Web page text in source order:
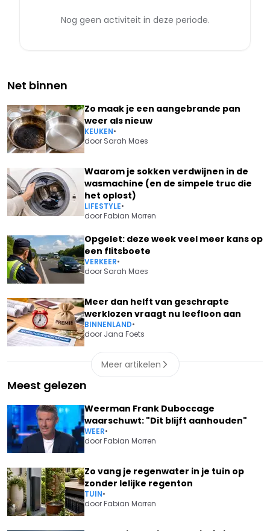
Nog geen activiteit in deze periode.
Net binnen
Zo maak je een aangebrande pan
weer als nieuw
KEUKEN•
door Sarah Maes
Waarom je sokken verdwijnen in de
wasmachine (en de simpele truc die
het oplost)
LIFESTYLE•
doorFabian Morren
Opgelet: deze week veel meer kans op
een flitsboete
VERKEER•
door Sarah Maes
Meer dan helft van geschrapte
werklozen vraagt nu leefloon aan
BINNENLAND•
door Jana Foets
Meer artikelen
Meest gelezen
Weerman Frank Duboccage
waarschuwt: "Dit blijft aanhouden"
WEER•
doorFabian Morren
Zo vang je regenwater in je tuin op
zonder lelijke regenton
TUIN•
doorFabian Morren